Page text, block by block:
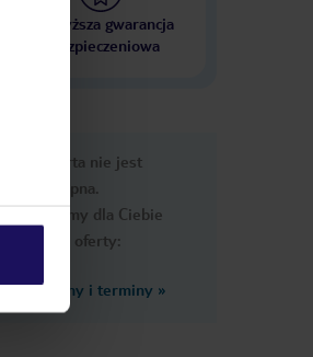
Najwyższa gwarancja
ubezpieczeniowa
ta oferta nie jest
dostępna.
dla Ciebie
podobne oferty:
inne ceny i terminy »